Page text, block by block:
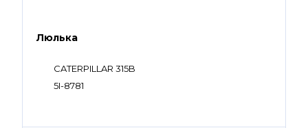
Люлька
CATERPILLAR 315B
5I-8781